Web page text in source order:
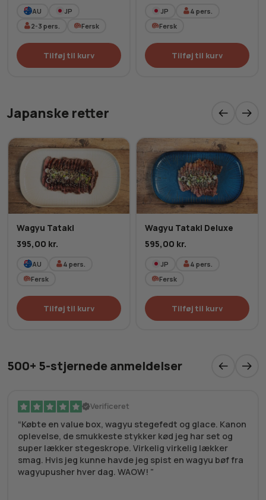
AU
JP
2-3 pers. Fersk
Tilføj til kurv
JP 4 pers.
Fersk
Tilføj til kurv
Japanske retter
Wagyu Tataki
395,00 kr.
AU 4 pers.
Fersk
Tilføj til kurv
Wagyu Tataki Deluxe
595,00 kr.
JP 4 pers.
Fersk
Tilføj til kurv
500+ 5-stjernede anmeldelser
Verificeret
Købte en value box, wagyu stegefedt og glace. Kanon
oplevelse, de smukkeste stykker kød jeg har set og
super lækker stegeskrope. Virkelig virkelig lækker
smag. Hvis jeg kunne havde jeg spist en wagyu bøf fra
wagyupusher hver dag. WAOW!